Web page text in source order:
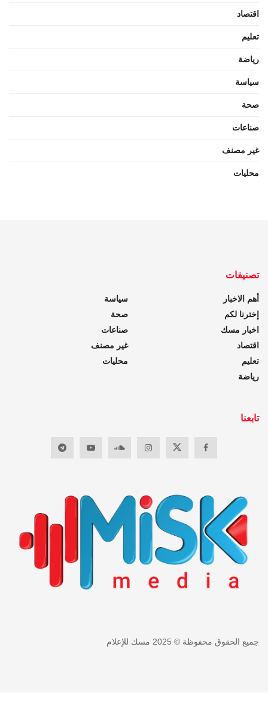
اقتصاد
تعليم
رياضة
سياسة
صحة
صناعات
غير مصنف
محليات
تصنيفات
أهم الاخبار
إخترنا لكم
اخبار مسك
اقتصاد
تعليم
رياضة
سياسة
صحة
صناعات
غير مصنف
محليات
تابعنا
جميع الحقوق محفوظة © 2025 مسك للإعلام